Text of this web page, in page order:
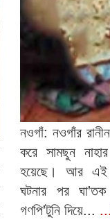
নওগাঁ: নওগাঁর
করে সামছুন
হয়েছে। আর এই
ঘটনার পর
গণপি'টুনি দিয়ে...